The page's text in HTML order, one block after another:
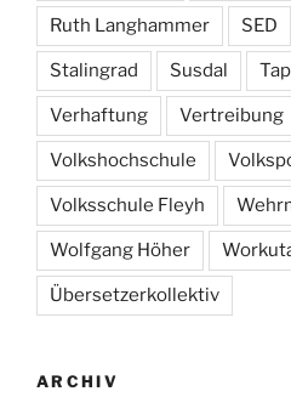
Ruth Langhammer SED
Stalingrad Susdal
Verhaftung Vertreibung
Volkshochschule
Volksschule Fleyh
Wolfgang Höher
Übersetzerkollektiv
ARCHIV